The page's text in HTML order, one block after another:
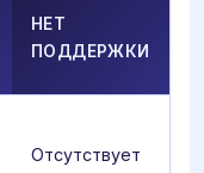
НЕТ
ПОДДЕРЖКИ
Отсутствует